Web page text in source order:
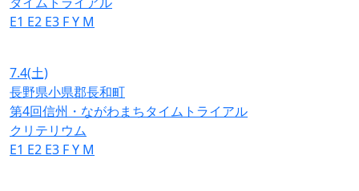
E1 E2 E3 FY M
7.4(土)
長野県小県郡長和町
第4回信州・ながわまちタイムトライアル
クリテリウム
E1 E2 E3 FY M